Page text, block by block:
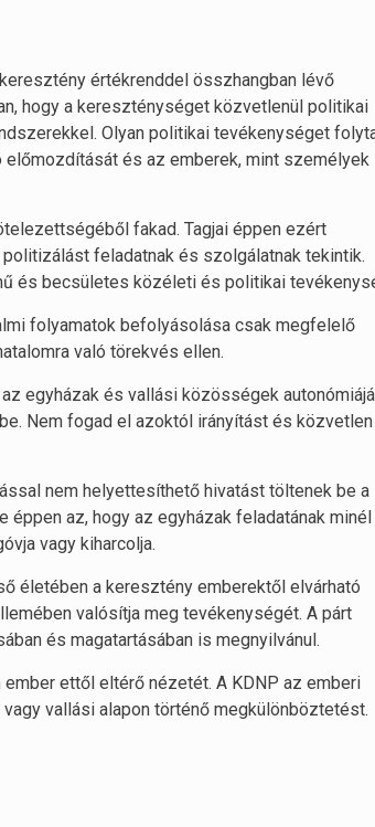
értékrenddel összhangban lévő
hogy a kereszténységet közvetlenül politikai
Olyan politikai tevékenységet
és az emberek, mint személyek
fakad. Tagjai éppen ezért
feladatnak és szolgálatnak tekintik.
és becsületes közéleti és politikai
folyamatok befolyásolása csak megfelelő
való törekvés ellen.
egyházak és vallási közösségek
Nem fogad el azoktól irányítást és közvetlen
nem helyettesíthető hivatást töltenek be a
az, hogy az egyházak feladatának minél
vagy kiharcolja.
életében a keresztény emberektől elvárható
valósítja meg tevékenységét. A párt
és magatartásában is megnyilvánul.
ettől eltérő nézetét. A KDNP az emberi
vallási alapon történő megkülönböztetést.